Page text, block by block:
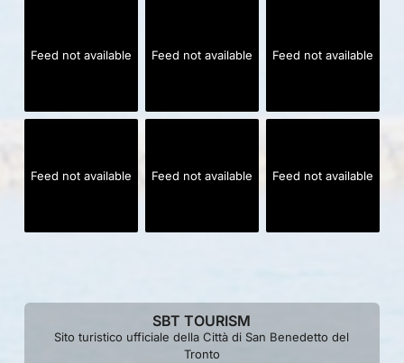
Feed not available Feed not available Feed not available
Feed not available Feed not available Feed not available
SBT TOURISM
Sito turistico ufficiale della Città di San Benedetto del
Tronto